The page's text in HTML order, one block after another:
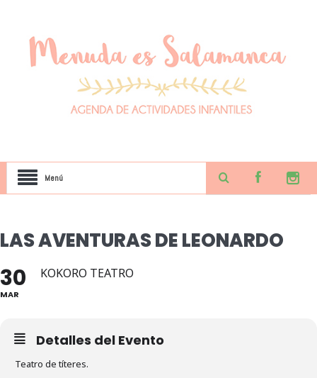
Menú
LAS AVENTURAS DE LEONARDO
30
MAR
KOKORO TEATRO
Detalles del Evento
Teatro de títeres.